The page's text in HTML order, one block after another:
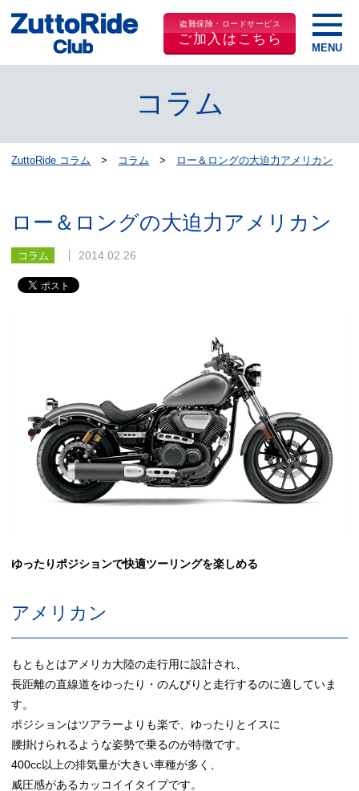
盗難保険・ロードサービス
ご加入はこちら
コラム
ZuttoRide コラム コラム ロー＆ロングの大迫力アメリカン
ロー＆ロングの大迫力アメリカン
コラム 2014.02.26
ゆったりポジションで快適ツーリングを楽しめる
アメリカン
もともとはアメリカ大陸の走行用に設計され、
長距離の直線道をゆったり・のんびりと走行するのに適していま
す。
ポジションはツアラーよりも楽で、ゆったりとイスに
腰掛けられるような姿勢で乗るのが特徴です。
400cc以上の排気量が大きい車種が多く、
威圧感があるカッコイイタイプです。